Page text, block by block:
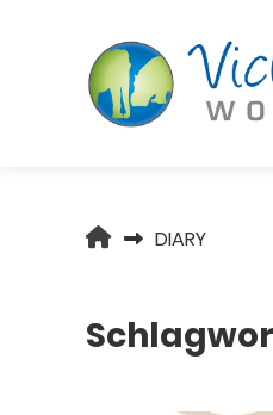
VICKYS
DIARY